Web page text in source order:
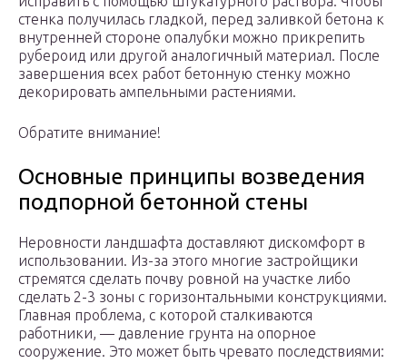
стенка получилась гладкой, перед заливкой бетона к
внутренней стороне опалубки можно прикрепить
рубероид или другой аналогичный материал. После
завершения всех работ бетонную стенку можно
декорировать ампельными растениями.
Обратите внимание!
Основные принципы возведения
подпорной бетонной стены
Неровности ландшафта доставляют дискомфорт в
использовании. Из-за этого многие застройщики
стремятся сделать почву ровной на участке либо
сделать 2-3 зоны с горизонтальными конструкциями.
Главная проблема, с которой сталкиваются
работники, — давление грунта на опорное
сооружение. Это может быть чревато последствиями: